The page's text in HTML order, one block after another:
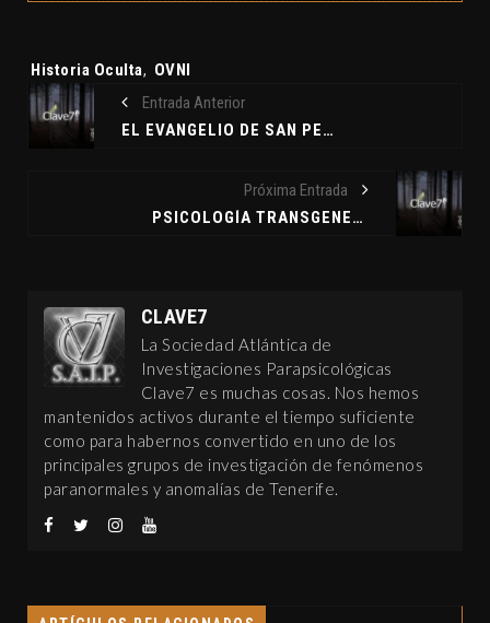
Etiquetas:
Historia Oculta, OVNI
Entrada Anterior
EL EVANGELIO DE SAN PEDRO. UN SUEÑO MUY LUCIDO. CLAVE7 NEWS ¿PREPARADOS PARA UNA VISITA EXTRATERRESTRE?
Próxima Entrada
PSICOLOGÍA TRANSGENERACIONAL. ESE EXTRAÑO ESPEJO. EL CASO ALEXANDER. CLAVE7 NEWS
CLAVE7
La Sociedad Atlántica de
Investigaciones Parapsicológicas
Clave7 es muchas cosas. Nos hemos
mantenidos activos durante el tiempo suficiente
como para habernos convertido en uno de los
principales grupos de investigación de fenómenos
paranormales y anomalías de Tenerife.